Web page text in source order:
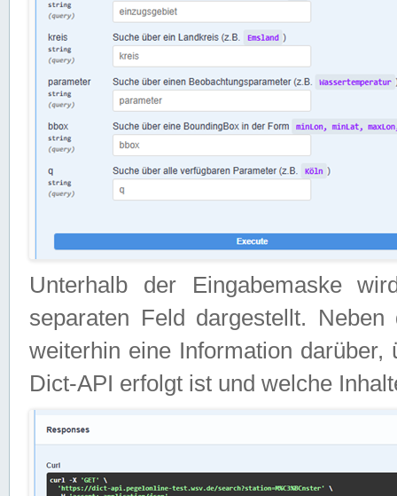
Unterhalb der Eingabemaske
separaten Feld dargestellt.
weiterhin eine Information
Dict-API erfolgt ist und welche